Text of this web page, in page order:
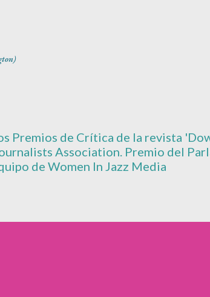
Premios de Crítica de la revista '
Association. Premio del
de Women In Jazz Media